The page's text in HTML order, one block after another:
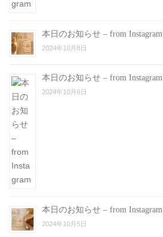
本日のお知らせ – from Instagram
2024年10月8日
本日のお知らせ – from Instagram
2024年10月6日
本日のお知らせ – from Instagram
2024年10月5日